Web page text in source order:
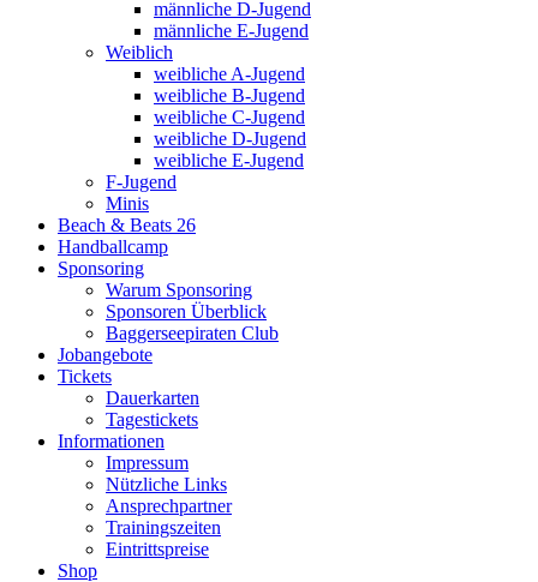
männliche D-Jugend
männliche E-Jugend
Weiblich
weibliche A-Jugend
weibliche B-Jugend
weibliche C-Jugend
weibliche D-Jugend
weibliche E-Jugend
F-Jugend
Minis
Beach & Beats 26
Handballcamp
Sponsoring
Warum Sponsoring
Sponsoren Überblick
Baggerseepiraten Club
Jobangebote
Tickets
Dauerkarten
Tagestickets
Informationen
Impressum
Nützliche Links
Ansprechpartner
Trainingszeiten
Eintrittspreise
Shop